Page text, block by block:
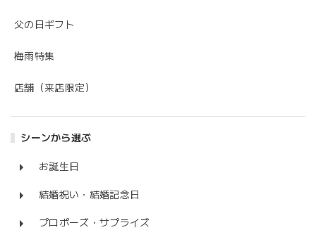
父の日ギフト
梅雨特集
店舗（来店限定）
シーンから選ぶ
お誕生日
結婚祝い・結婚記念日
プロポーズ・サプライズ